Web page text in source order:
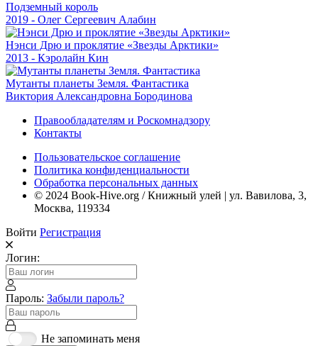
Подземный король
2019 - Олег Сергеевич Алабин
Нэнси Дрю и проклятие «Звезды Арктики»
2013 - Кэролайн Кин
Мутанты планеты Земля. Фантастика
Виктория Александровна Бородинова
Правообладателям и Роскомнадзору
Контакты
Пользовательское соглашение
Политика конфиденциальности
Обработка персональных данных
© 2024 Book-Hive.org / Книжный улей | ул. Вавилова, 3,
Москва, 119334
Войти Регистрация
Логин:
Пароль: Забыли пароль?
Не запоминать меня